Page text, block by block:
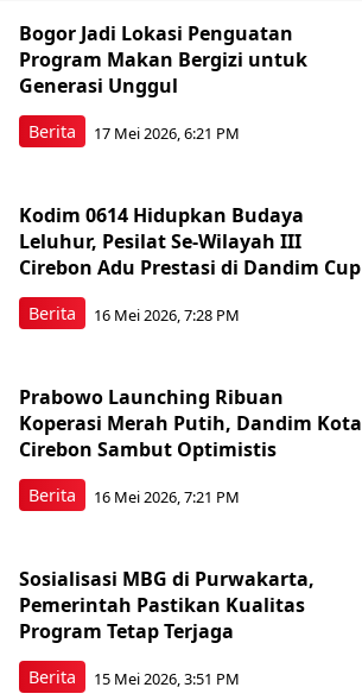
Berita
Bogor Jadi Lokasi Penguatan
Program Makan Bergizi untuk
Generasi Unggul
17 Mei 2026, 6:21 PM
Berita
Kodim 0614 Hidupkan Budaya
Leluhur, Pesilat Se-Wilayah III
Cirebon Adu Prestasi di Dandim Cup
16 Mei 2026, 7:28 PM
Berita
Prabowo Launching Ribuan
Koperasi Merah Putih, Dandim Kota
Cirebon Sambut Optimistis
16 Mei 2026, 7:21 PM
Berita
Sosialisasi MBG di Purwakarta,
Pemerintah Pastikan Kualitas
Program Tetap Terjaga
15 Mei 2026, 3:51 PM